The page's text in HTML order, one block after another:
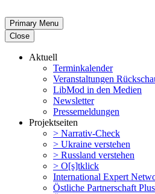
Primary Menu
Close
Aktuell
Termin­ka­lender
Veran­stal­tungen
LibMod in den Medien
Newsletter
Presse­mel­dungen
Projekt­seiten
> Narrativ-Check
> Ukraine verstehen
> Russland verstehen
> O[s]tklick
Inter­na­tional Expert
Östliche Partner­schaft Plus